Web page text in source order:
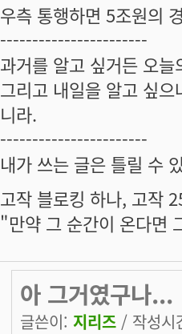
우측 통행하면 5조원의
-----------------------
과거를 알고 싶거든 오
그리고 내일을 알고 싶
니라.
-----------------------
내가 쓰는 글은 틀릴 수
고작 블로킹 하나, 고작
"만약 그 순간이 온다면
아 그거였구나...
글쓴이: 지리즈 / 작성